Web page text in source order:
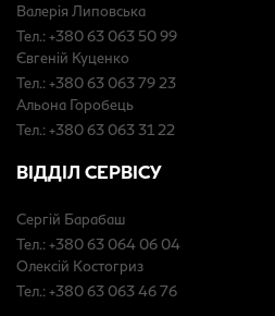
Валерія Липовська
Тел.: +380 63 063 50 99
Євгеній Куценко
Тел.: +380 63 063 79 23
Альона Горобець
Тел.: +380 63 063 31 22
ВІДДІЛ СЕРВІСУ
Сергій Барабаш
Тел.: +380 63 064 06 04
Олексій Костогриз
Тел.: +380 63 063 46 76